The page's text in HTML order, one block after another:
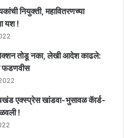
नियुक्ती, महावितरणच्या
यश !
तोडू नका, लेखी आदेश काढले:
फडणवीस
एक्स्प्रेस खांडवा-भुसावळ कॅार्ड-
!